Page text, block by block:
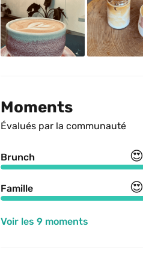
Moments
Évalués par la communauté
Brunch 😍
Famille 😍
Voir les 9 moments